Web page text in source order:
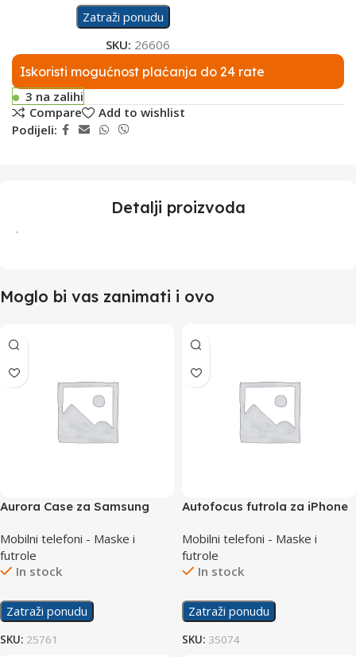
Zatraži ponudu
SKU: 26606
Iskoristi mogućnost plaćanja do 24 rate
3 na zalihi
Compare
Add to wishlist
Podijeli:
Detalji proizvoda
.
Moglo bi vas zanimati i ovo
Aurora Case za Samsung
Mobilni telefoni - Maske i
futrole
In stock
Zatraži ponudu
SKU: 25761
Autofocus futrola za iPhone
Mobilni telefoni - Maske i
futrole
In stock
Zatraži ponudu
SKU: 35074